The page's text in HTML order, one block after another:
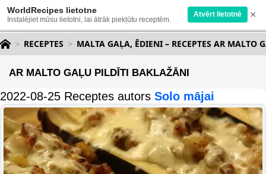
WorldRecipes lietotne
Instalējiet mūsu lietotni, lai ātrāk piekļūtu receptēm.
Atvērt lietotnē ×
RECEPTES MALTA GAĻA, ĒDIENI – RECEPTES AR MALTO
AR MALTO GAĻU PILDĪTI BAKLAŽĀNI
2022-08-25 Receptes autors Solo mājai